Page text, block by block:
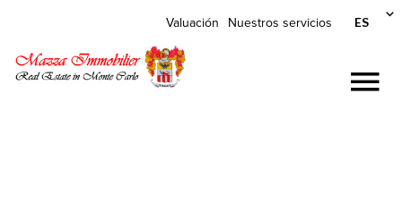
Valuación Nuestros servicios ES